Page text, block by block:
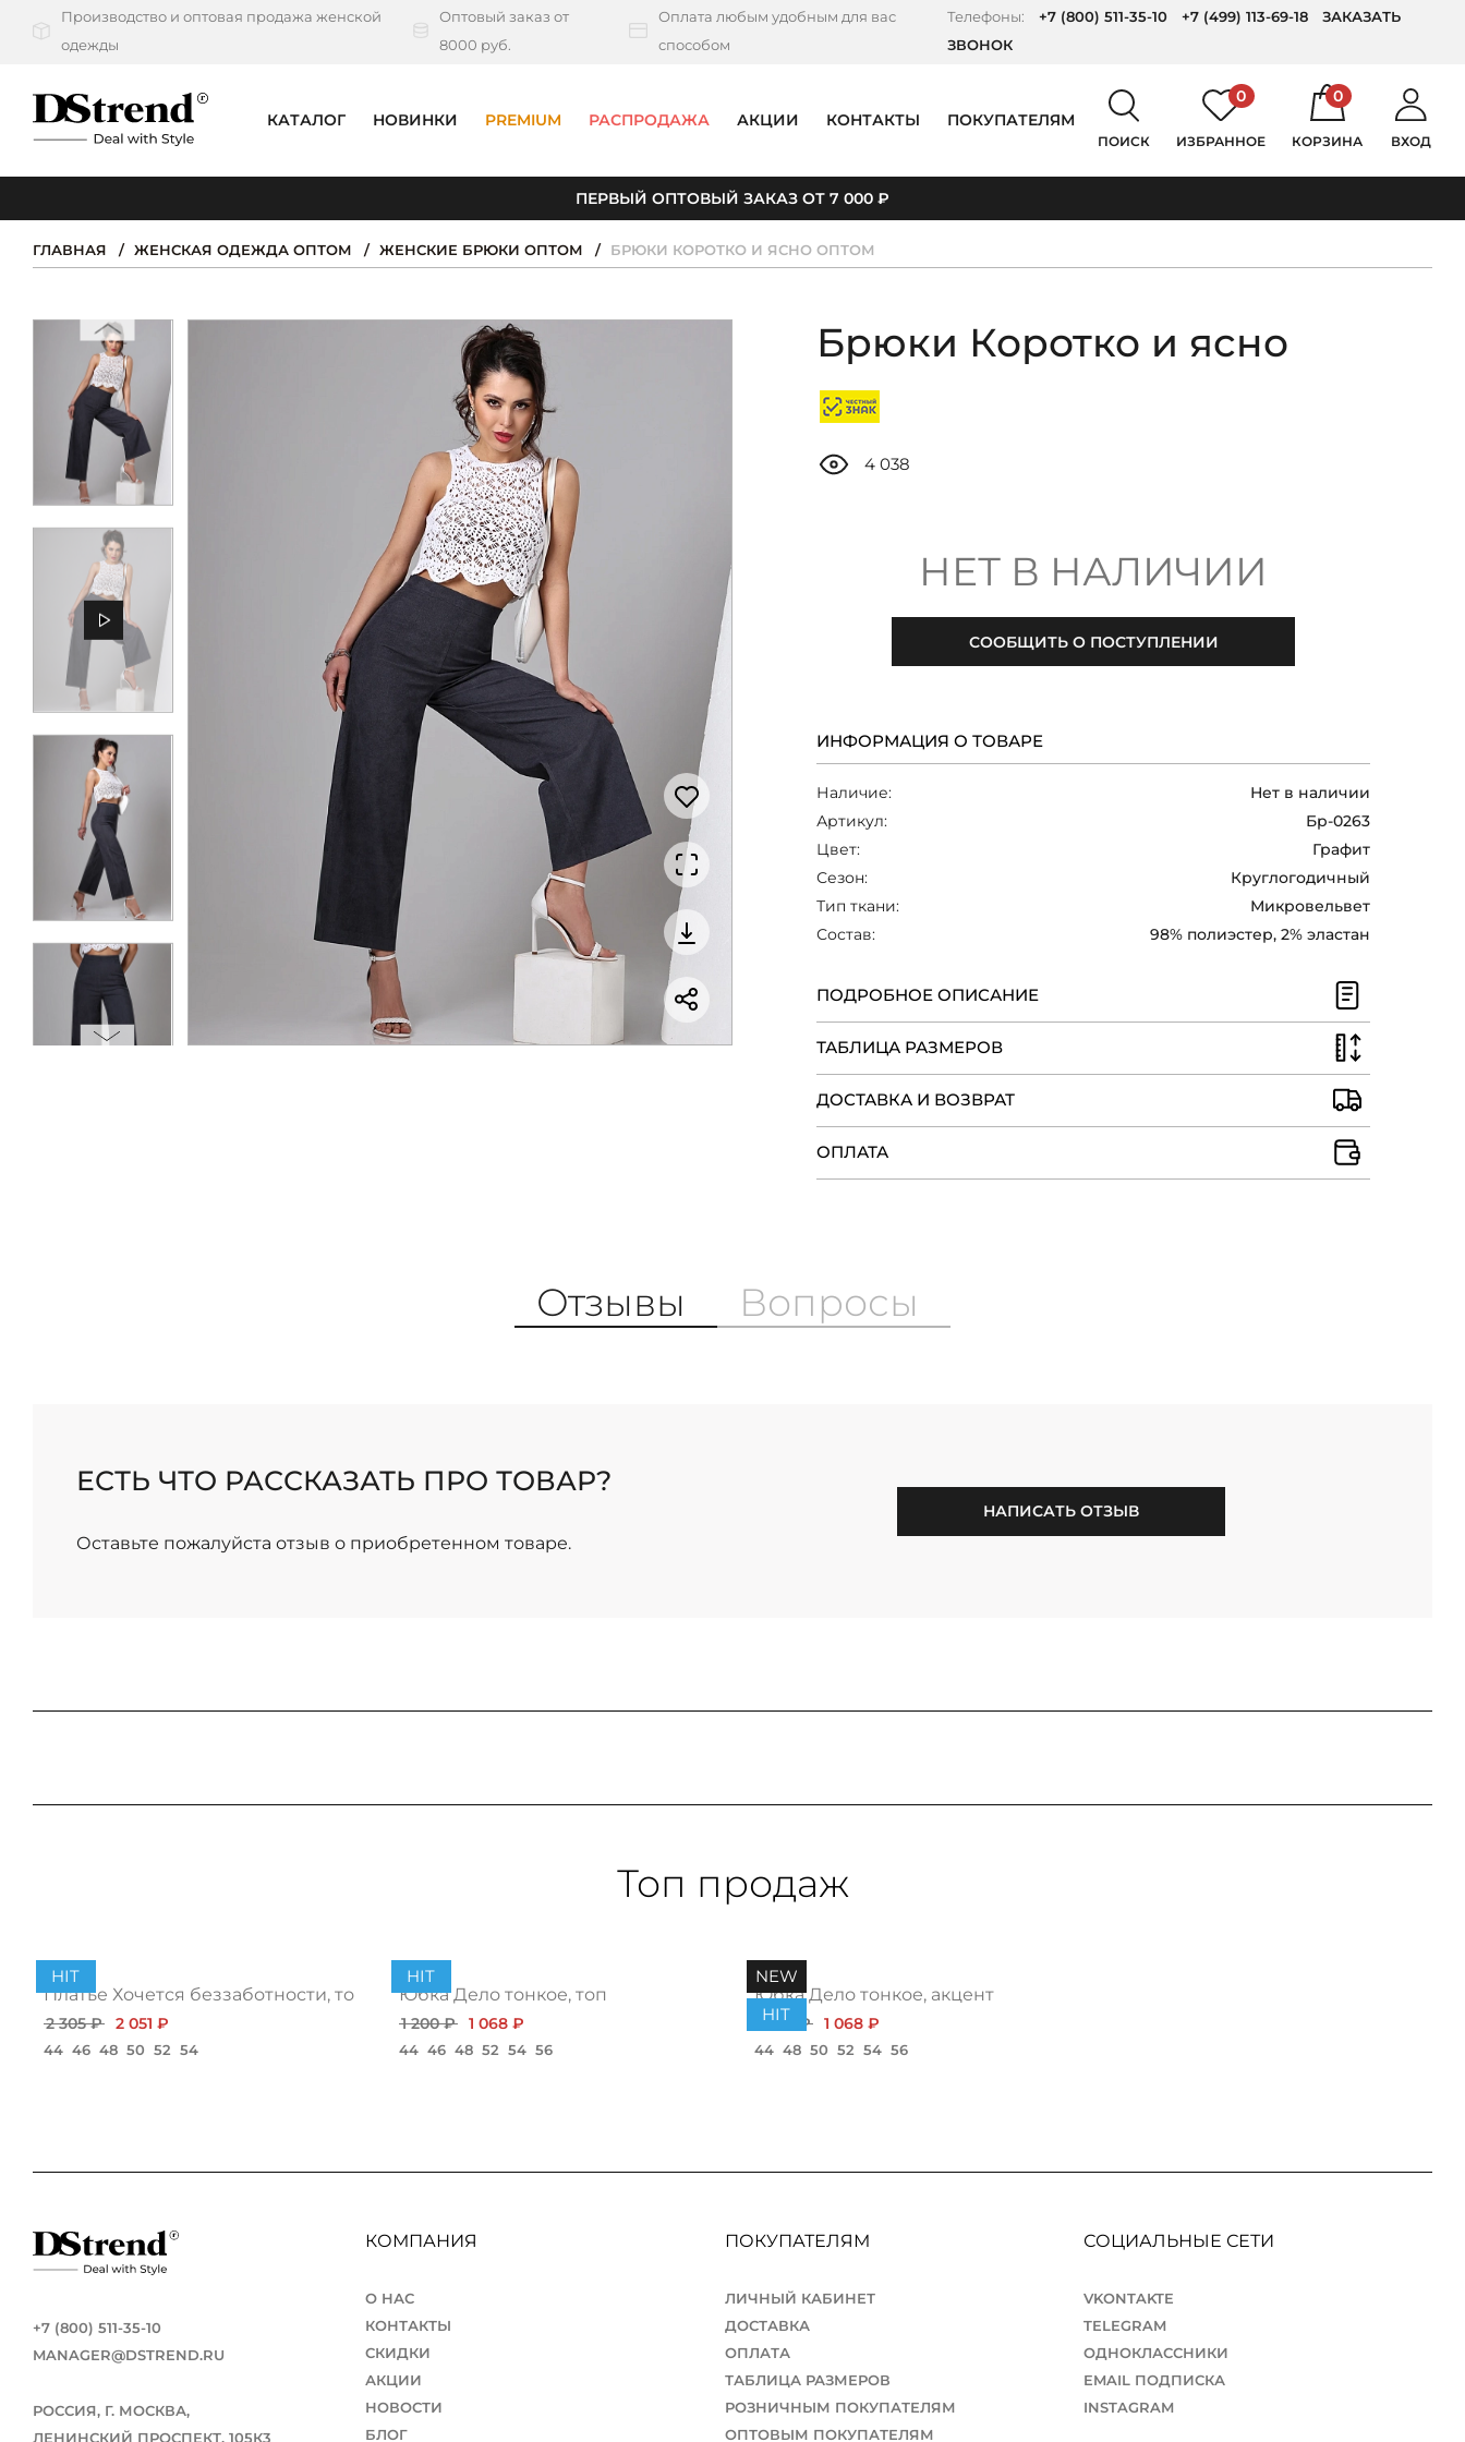
Производство и оптовая продажа женской
одежды
Оптовый заказ от
8000 руб.
Оплата любым удобным для вас
способом
Телефоны: +7 (800) 511-35-10 +7 (499) 113-69-18
ЗАКАЗАТЬ
ЗВОНОК
КАТАЛОГ НОВИНКИ PREMIUM РАСПРОДАЖА АКЦИИ КОНТАКТЫ ПОКУПАТЕЛЯМ
ПОИСК
0
ИЗБРАННОЕ
0
КОРЗИНА ВХОД
ПЕРВЫЙ ОПТОВЫЙ ЗАКАЗ ОТ 7 000 ₽
КАТАЛОГ
НОВИНКИ
PREMIUM
РАСПРОДАЖА
АКЦИИ
КОНТАКТЫ
ЖУРНАЛ
О НАС
СКИДКИ
ЧАСТО ЗАДАВАЕМЫЕ ВОПРОСЫ
ОПТОВЫМ ПОКУПАТЕЛЯМ
РОЗНИЧНЫМ ПОКУПАТЕЛЯМ
ДОСТАВКА
ОПЛАТА
ТАБЛИЦА РАЗМЕРОВ
/
ГЛАВНАЯ ЖЕНСКАЯ ОДЕЖДА ОПТОМ ЖЕНСКИЕ БРЮКИ ОПТОМ БРЮКИ КОРОТКО И ЯСНО ОПТОМ
Брюки Коротко и ясно
4 038
НЕТ В НАЛИЧИИ
СООБЩИТЬ О ПОСТУПЛЕНИИ
ИНФОРМАЦИЯ О ТОВАРЕ
Наличие:
Нет в наличии
Артикул:
Бр-0263
Цвет:
Графит
Сезон:
Круглогодичный
Тип ткани:
Микровельвет
Состав:
98% полиэстер, 2% эластан
ПОДРОБНОЕ ОПИСАНИЕ
ТАБЛИЦА РАЗМЕРОВ
ДОСТАВКА И ВОЗВРАТ
ОПЛАТА
Отзывы Вопросы
ЕСТЬ ЧТО РАССКАЗАТЬ ПРО ТОВАР?
Оставьте пожалуйста отзыв о приобретенном товаре.
НАПИСАТЬ ОТЗЫВ
Топ продаж
HIT
Платье Хочется беззаботности, топ
2 305 ₽ 2 051 ₽
44 46 48 50 52 54
HIT
Юбка Дело тонкое, топ
1 200 ₽ 1 068 ₽
44 46 48 52 54 56
NEW
HIT
Юбка Дело тонкое, акцент
1 200 ₽ 1 068 ₽
44 48 50 52 54 56
+7 (800) 511-35-10
MANAGER@DSTREND.RU
РОССИЯ, Г. МОСКВА,
ЛЕНИНСКИЙ ПРОСПЕКТ, 105К3
КОМПАНИЯ
О НАС
КОНТАКТЫ
СКИДКИ
АКЦИИ
НОВОСТИ
БЛОГ
ПОКУПАТЕЛЯМ
ЛИЧНЫЙ КАБИНЕТ
ДОСТАВКА
ОПЛАТА
ТАБЛИЦА РАЗМЕРОВ
РОЗНИЧНЫМ ПОКУПАТЕЛЯМ
ОПТОВЫМ ПОКУПАТЕЛЯМ
СОЦИАЛЬНЫЕ СЕТИ
VKONTAKTE
TELEGRAM
ОДНОКЛАССНИКИ
EMAIL ПОДПИСКА
INSTAGRAM